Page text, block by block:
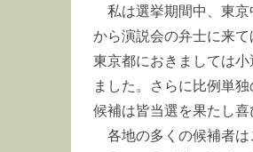
私は選挙期間中、東京
から演説会の弁士に来
東京都におきましては
ました。さらに比例単
候補は皆当選を果たし
各地の多くの候補者は